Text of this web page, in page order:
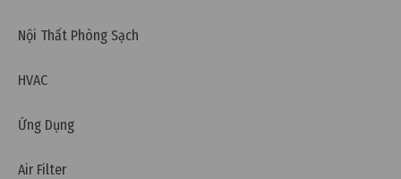
Nội Thất Phòng Sạch
HVAC
Ứng Dụng
Air Filter